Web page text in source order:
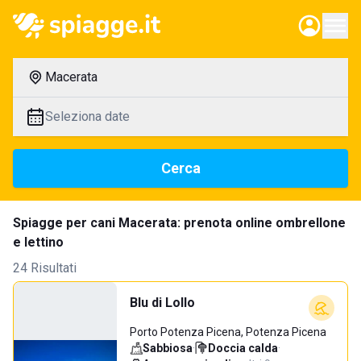
Macerata
Seleziona date
Cerca
Spiagge per cani Macerata: prenota online ombrellone
e lettino
24 Risultati
Blu di Lollo
Porto Potenza Picena, Potenza Picena
Sabbiosa· Doccia calda·